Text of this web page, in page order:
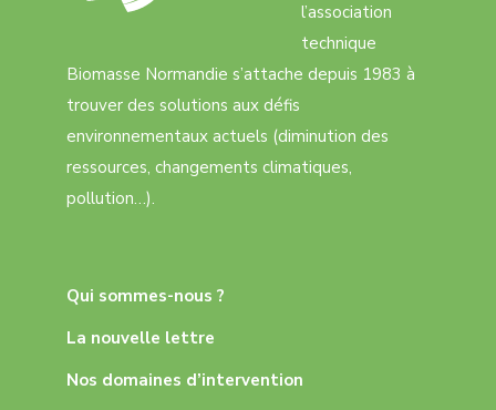
l’association
technique
Biomasse Normandie s’attache depuis 1983 à
trouver des solutions aux défis
environnementaux actuels (diminution des
ressources, changements climatiques,
pollution…).
Qui sommes-nous ?
La nouvelle lettre
Nos domaines d’intervention